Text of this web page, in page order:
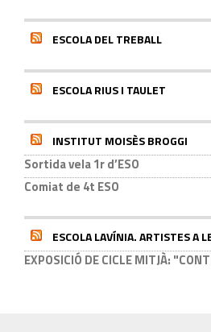
ESCOLA DEL TREBALL
ESCOLA RIUS I TAULET
INSTITUT MOISÈS BROGGI
Sortida vela 1r d’ESO
Comiat de 4t ESO
ESCOLA LAVÍNIA. ARTISTES A
EXPOSICIÓ DE CICLE MITJÀ: